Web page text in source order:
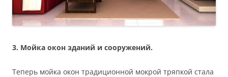
3. Мойка окон зданий и сооружений.
Теперь мойка окон традиционной мокрой тряпкой стала